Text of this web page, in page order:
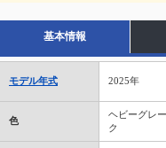
基本情報
モデル年式 2025年
色
ヘビーグレ
ク